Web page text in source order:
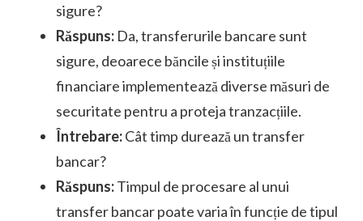
sigure?
Răspuns: Da, transferurile bancare sunt
sigure, deoarece băncile și instituțiile
financiare implementează diverse măsuri de
securitate pentru a proteja tranzacțiile.
Întrebare:Cât timp durează un transfer
bancar?
Răspuns:Timpul de procesare al unui
transfer bancar poate varia în funcție de tipul